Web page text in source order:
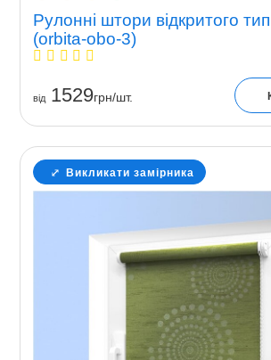
Рулонні штори відкритого
(orbita-obo-3)
вiд1529грн/шт.
Викликати замірника